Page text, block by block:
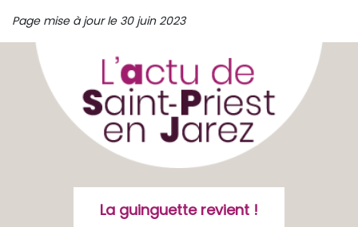
Page mise à jour le 30 juin 2023
La guinguette revient !